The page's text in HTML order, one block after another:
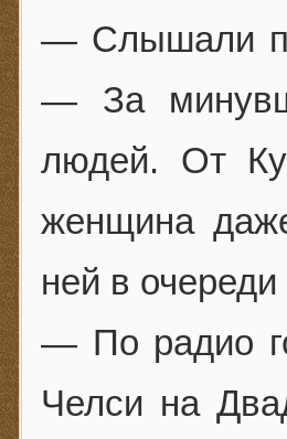
— Слышали
— За
людей. От
женщина
ней в
— По радио
Челси на